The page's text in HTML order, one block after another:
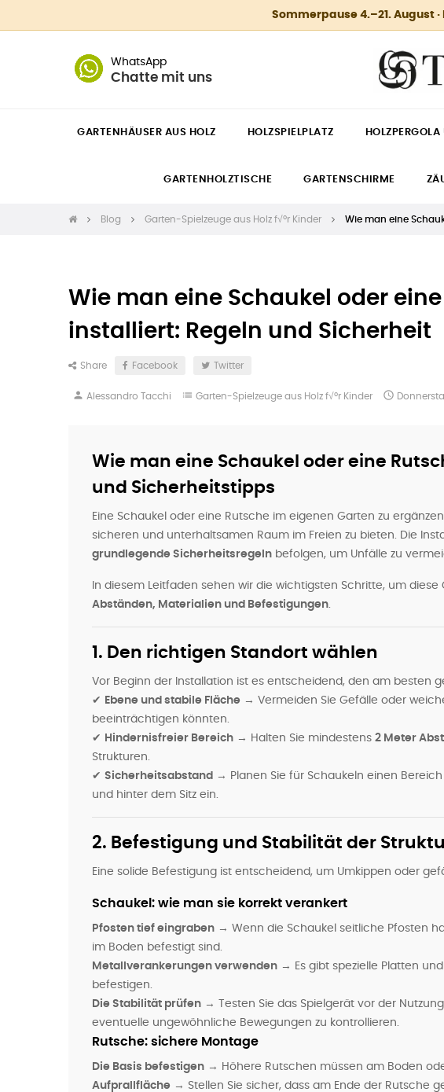
Sommerpause 4.–21. August
WhatsApp
Chatte mit uns
GARTENHÄUSER AUS HOLZ HOLZSPIELPLATZ
GARTENHOLZTISCHE GARTENSCHIRME
Blog Garten-Spielzeuge aus Holz f√ºr Kinder Wie man eine
Wie man eine Schaukel oder
installiert: Regeln und Sicherheit
Share Facebook Twitter
person Alessandro Tacchi list Garten-Spielzeuge aus Holz f√ºr Kinder 
Wie man eine Schaukel oder eine
und Sicherheitstipps
Eine Schaukel oder eine Rutsche im eigenen Garten zu
sicheren und unterhaltsamen Raum im Freien zu bieten. Die
grundlegende Sicherheitsregeln befolgen, um Unfälle zu
In diesem Leitfaden sehen wir die wichtigsten Schritte, um
Abständen, Materialien und Befestigungen.
1. Den richtigen Standort wählen
Vor Beginn der Installation ist es entscheidend, den am besten
✔
Ebene und stabile Fläche → Vermeiden Sie Gefälle oder
beeinträchtigen könnten.
✔
Hindernisfreier Bereich → Halten Sie mindestens 2 Meter
Strukturen.
✔ Sicherheitsabstand → Planen Sie für Schaukeln einen
und hinter dem Sitz ein.
2. Befestigung und Stabilität der
Eine solide Befestigung ist entscheidend, um Umkippen oder
Schaukel: wie man sie korrekt verankert
Pfosten tief eingraben → Wenn die Schaukel seitliche Pfosten
im Boden befestigt sind.
Metallverankerungen verwenden → Es gibt spezielle Platten
befestigen.
Die Stabilität prüfen → Testen Sie das Spielgerät vor der
eventuelle ungewöhnliche Bewegungen zu kontrollieren.
Rutsche: sichere Montage
Die Basis befestigen → Höhere Rutschen müssen am Boden
Aufprallfläche → Stellen Sie sicher, dass am Ende der Rutsche